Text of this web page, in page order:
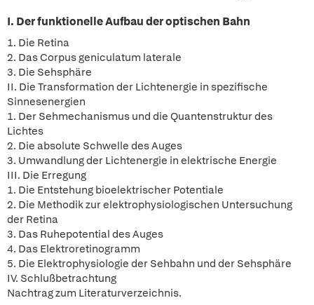
I. Der funktionelle Aufbau der optischen Bahn
1. Die Retina
2. Das Corpus geniculatum laterale
3. Die Sehsphäre
II. Die Transformation der Lichtenergie in spezifische
Sinnesenergien
1. Der Sehmechanismus und die Quantenstruktur des
Lichtes
2. Die absolute Schwelle des Auges
3. Umwandlung der Lichtenergie in elektrische Energie
III. Die Erregung
1. Die Entstehung bioelektrischer Potentiale
2. Die Methodik zur elektrophysiologischen Untersuchung
der Retina
3. Das Ruhepotential des Auges
4. Das Elektroretinogramm
5. Die Elektrophysiologie der Sehbahn und der Sehsphäre
IV. Schlußbetrachtung
Nachtrag zum Literaturverzeichnis.